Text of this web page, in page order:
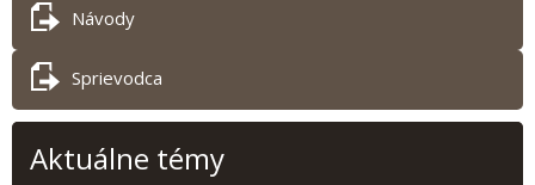
Návody
Sprievodca
Aktuálne témy